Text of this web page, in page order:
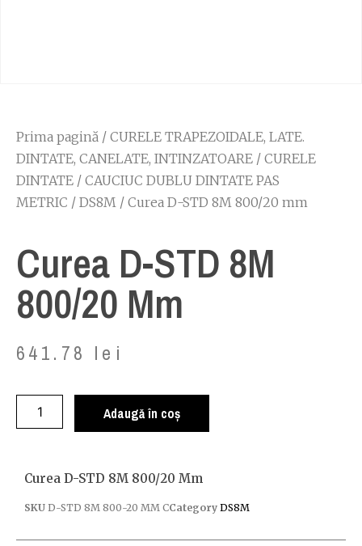
Prima pagină / CURELE TRAPEZOIDALE, LATE.
DINTATE, CANELATE, INTINZATOARE / CURELE
DINTATE / CAUCIUC DUBLU DINTATE PAS
METRIC / DS8M / Curea D-STD 8M 800/20 mm
Curea D-STD 8M
800/20 Mm
641.78 lei
Adaugă în coș
Curea D-STD 8M 800/20 Mm
SKU D-STD 8M 800-20 MM CCategory DS8M